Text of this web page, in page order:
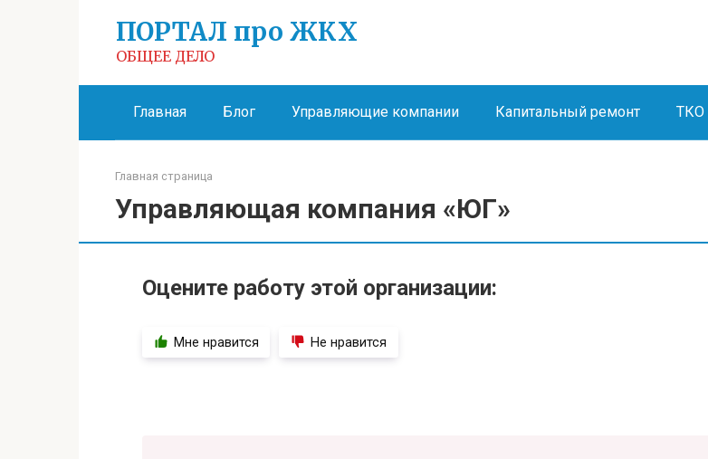
ПОРТАЛ про ЖКХ
ОБЩЕЕ ДЕЛО
Главная Блог Управляющие компании Капитальный ремонт ТКО
Главная страница
Управляющая компания «ЮГ»
Оцените работу этой организации:
Мне нравится Не нравится